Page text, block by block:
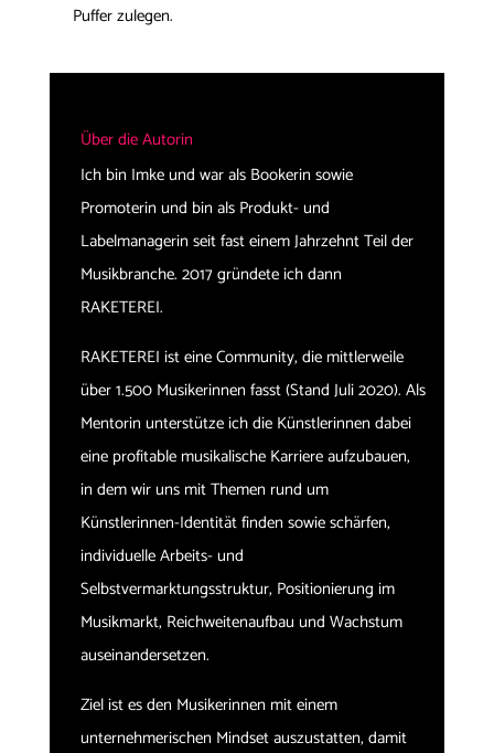
Puffer zulegen.
Über die Autorin
Ich bin Imke und war als Bookerin sowie
Promoterin und bin als Produkt- und
Labelmanagerin seit fast einem Jahrzehnt Teil der
Musikbranche. 2017 gründete ich dann
RAKETEREI.
RAKETEREI ist eine Community, die mittlerweile
über 1.500 Musikerinnen fasst (Stand Juli 2020). Als
Mentorin unterstütze ich die Künstlerinnen dabei
eine profitable musikalische Karriere aufzubauen,
in dem wir uns mit Themen rund um
Künstlerinnen-Identität finden sowie schärfen,
individuelle Arbeits- und
Selbstvermarktungsstruktur, Positionierung im
Musikmarkt, Reichweitenaufbau und Wachstum
auseinandersetzen.
Ziel ist es den Musikerinnen mit einem
unternehmerischen Mindset auszustatten, damit